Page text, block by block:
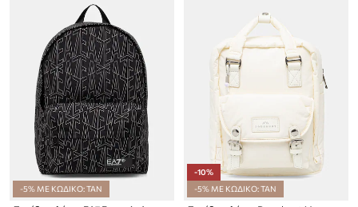
-5% ΜΕ ΚΩΔΙΚΟ: TAN
-10%
-5% ΜΕ ΚΩΔΙΚΟ: TAN